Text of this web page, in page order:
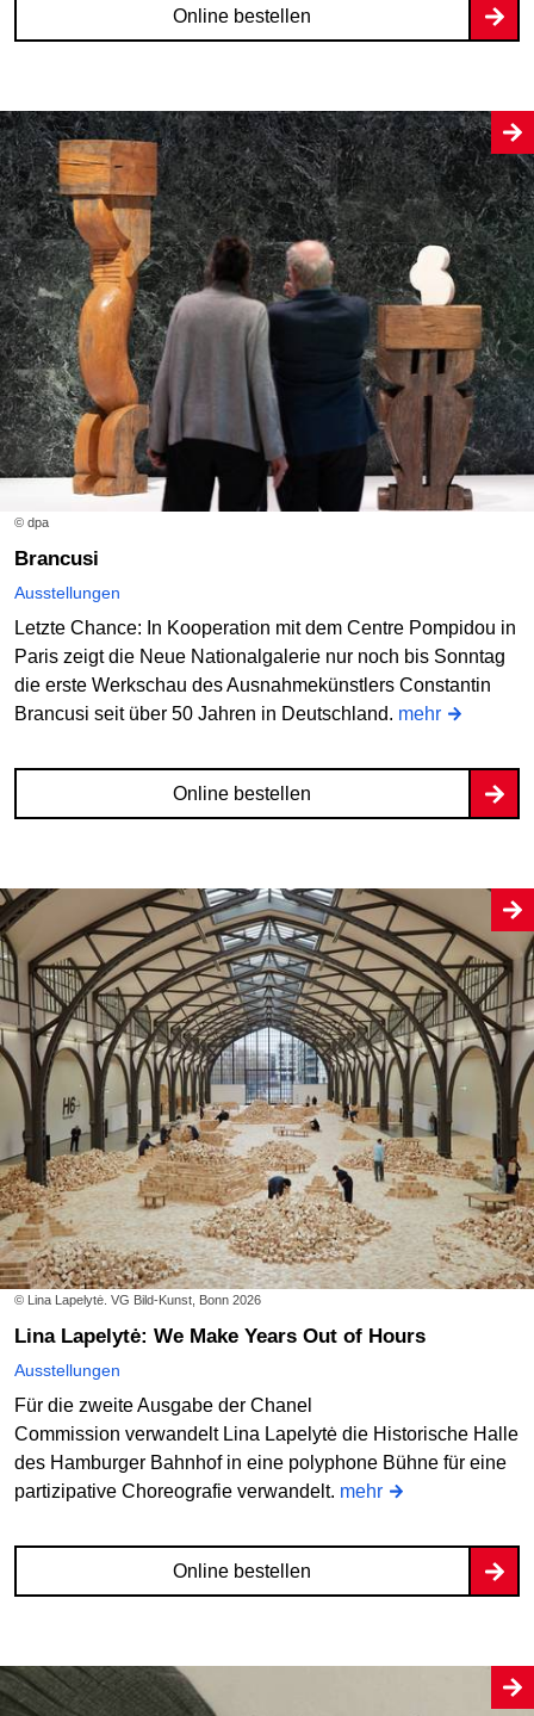
Online bestellen
© dpa
Brancusi
Ausstellungen
Letzte Chance: In Kooperation mit dem Centre Pompidou in
Paris zeigt die Neue Nationalgalerie nur noch bis Sonntag
die erste Werkschau des Ausnahmekünstlers Constantin
Brancusi seit über 50 Jahren in Deutschland. mehr
Online bestellen
© Lina Lapelytė. VG Bild-Kunst, Bonn 2026
Lina Lapelytė: We Make Years Out of Hours
Ausstellungen
Für die zweite Ausgabe der Chanel
Commission verwandelt Lina Lapelytė die Historische Halle
des Hamburger Bahnhof in eine polyphone Bühne für eine
partizipative Choreografie verwandelt. mehr
Online bestellen